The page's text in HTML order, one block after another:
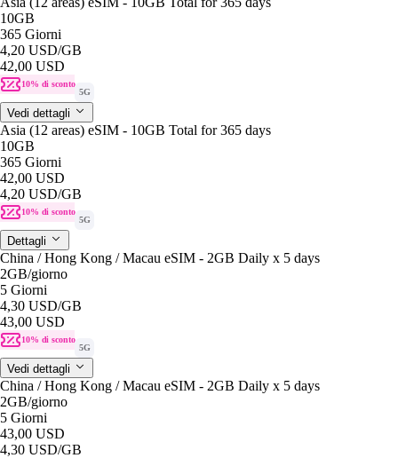
10GB
365 Giorni
4,20 USD/GB
42,00 USD
10% di sconto
5G
Vedi dettagli
Asia (12 areas) eSIM - 10GB Total for 365 days
10GB
365 Giorni
42,00 USD
4,20 USD/GB
10% di sconto
5G
Dettagli
China / Hong Kong / Macau eSIM - 2GB Daily x 5 days
2GB/giorno
5 Giorni
4,30 USD/GB
43,00 USD
10% di sconto
5G
Vedi dettagli
China / Hong Kong / Macau eSIM - 2GB Daily x 5 days
2GB/giorno
5 Giorni
43,00 USD
4,30 USD/GB